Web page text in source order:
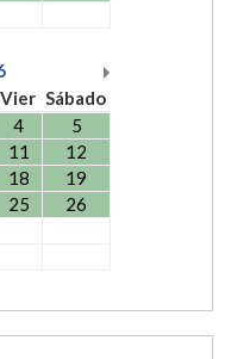
Vier Sábado
4
5
11
12
18
19
25
26